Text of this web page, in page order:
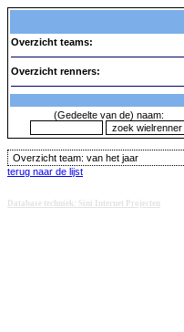
Overzicht teams:
Overzicht renners:
(Gedeelte van de) naam:
Overzicht team: van het jaar
terug naar de lijst
Database techniek: Sini Internet Projecten